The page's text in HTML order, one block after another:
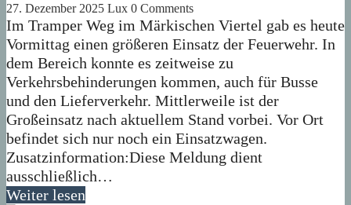
27. Dezember 2025 Lux 0 Comments
Im Tramper Weg im Märkischen Viertel gab es heute
Vormittag einen größeren Einsatz der Feuerwehr. In
dem Bereich konnte es zeitweise zu
Verkehrsbehinderungen kommen, auch für Busse
und den Lieferverkehr. Mittlerweile ist der
Großeinsatz nach aktuellem Stand vorbei. Vor Ort
befindet sich nur noch ein Einsatzwagen.
Zusatzinformation:Diese Meldung dient
ausschließlich…
Weiter lesen